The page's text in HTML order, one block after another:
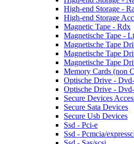
High-end Storage -
High-end Storage
Magnetic Tape - Rdx
Magnetische Tape -
Magnetische Tape
Magnetische Tape
Magnetische Tape
Memory Cards (non
Optische Drive -
Optische Drive -
Secure Devices
Secure Sata Devices
Secure Usb Devices
Ssd - Pci-e
Ssd - Pcmcia/